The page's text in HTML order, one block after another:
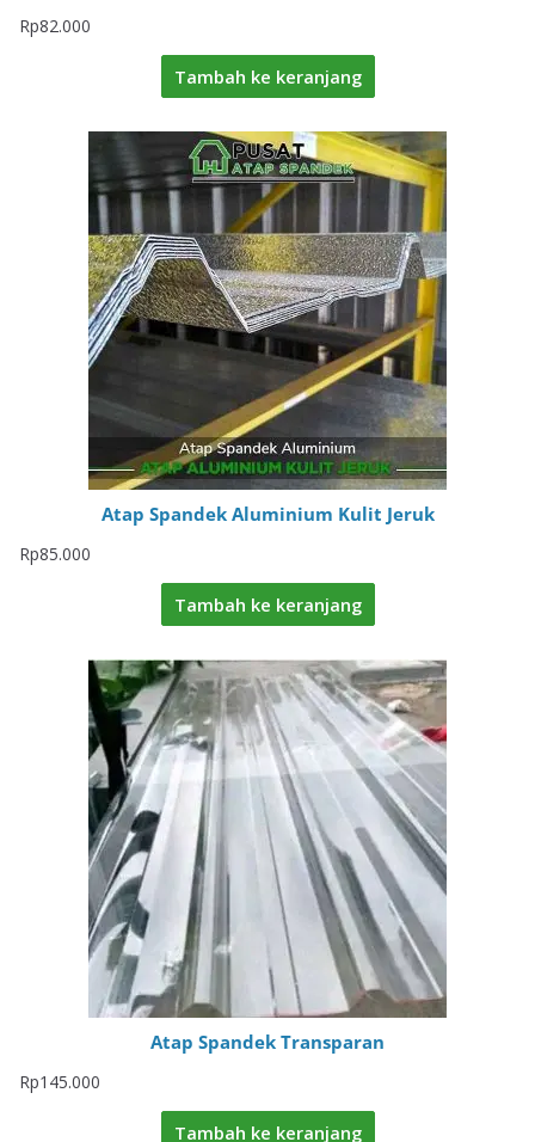
Rp82.000
Tambah ke keranjang
Atap Spandek Aluminium Kulit Jeruk
Rp85.000
Tambah ke keranjang
Atap Spandek Transparan
Rp145.000
Tambah ke keranjang